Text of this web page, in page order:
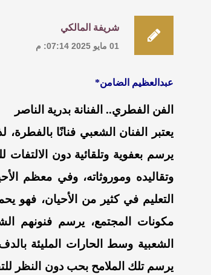
شريفة المالكي
01 مايو 2025 07:14: م
عبدالعظيم الضامن*
الفن الفطري.. الفنانة بدرية الناصر
يعتبر الفنان الشعبي فنانًا
يرسم بعفوية وتلقائية دون الالتفات
وتقاليده وموروثاته، وفي معظم
التعليم في كثير من الأحيان، فهو
مكونات المجتمع، يرسم فنونهم
الشعبية وسط الحارات المليئة
يرسم تلك الملامح بحب دون النظر